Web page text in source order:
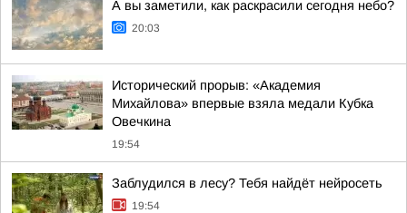
А вы заметили, как раскрасили сегодня небо?
20:03
Исторический прорыв: «Академия
Михайлова» впервые взяла медали Кубка
Овечкина
19:54
Заблудился в лесу? Тебя найдёт нейросеть
19:54